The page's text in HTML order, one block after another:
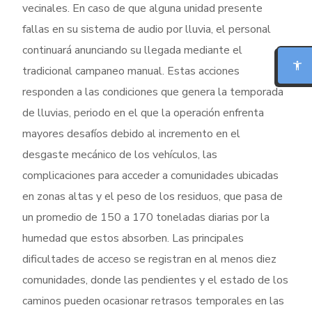
vecinales. En caso de que alguna unidad presente
fallas en su sistema de audio por lluvia, el personal
continuará anunciando su llegada mediante el
tradicional campaneo manual. Estas acciones
responden a las condiciones que genera la temporada
de lluvias, periodo en el que la operación enfrenta
mayores desafíos debido al incremento en el
desgaste mecánico de los vehículos, las
complicaciones para acceder a comunidades ubicadas
en zonas altas y el peso de los residuos, que pasa de
un promedio de 150 a 170 toneladas diarias por la
humedad que estos absorben. Las principales
dificultades de acceso se registran en al menos diez
comunidades, donde las pendientes y el estado de los
caminos pueden ocasionar retrasos temporales en las
MODO FOCO
LECTURA PARA DISLEXIA
BIONIC READING